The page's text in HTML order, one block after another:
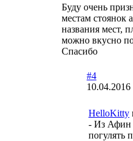
Буду очень
местам стоянок
названия мест,
можно вкусно
Спасибо
#4
HelloKitty
- Из Афин
погулять